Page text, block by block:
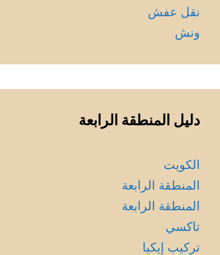
نقل عفش
ونش
دليل المنطقة الرابعة
الكويت
المنطقة الرابعة
المنطقة الرابعة
تاكسي
تركيب إيكيا